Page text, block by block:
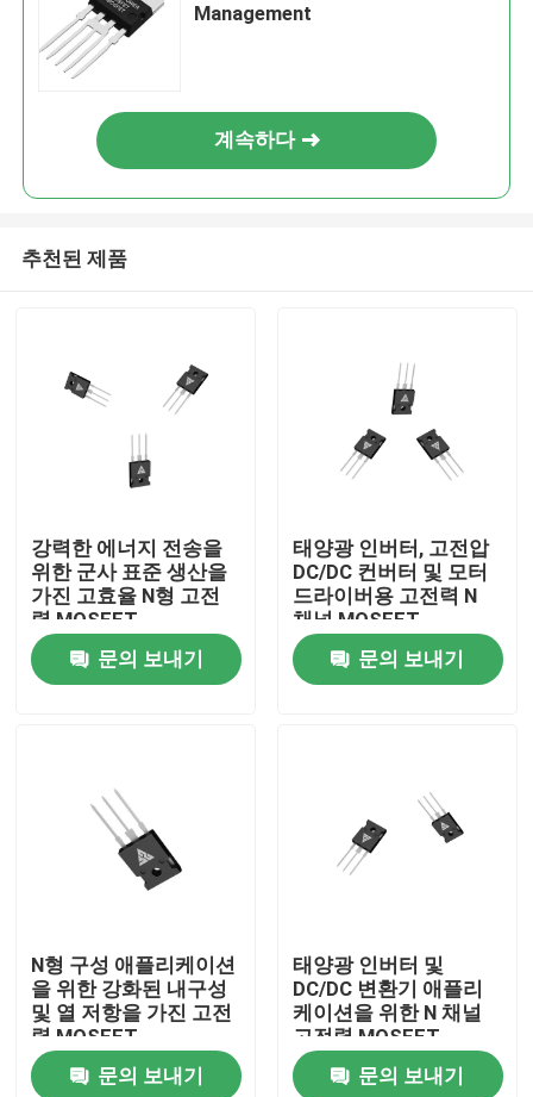
집
제품
품질 관리
뉴스
인용 을 요청 하십시오
Management
계속하다
추천된 제품
강력한 에너지 전송을
위한 군사 표준 생산을
가진 고효율 N형 고전
력 MOSFET
문의 보내기
태양광 인버터, 고전압
DC/DC 컨버터 및 모터
드라이버용 고전력 N
채널 MOSFET
문의 보내기
N형 구성 애플리케이션
을 위한 강화된 내구성
및 열 저항을 가진 고전
력 MOSFET
문의 보내기
태양광 인버터 및
DC/DC 변환기 애플리
케이션을 위한 N 채널
고전력 MOSFET
문의 보내기